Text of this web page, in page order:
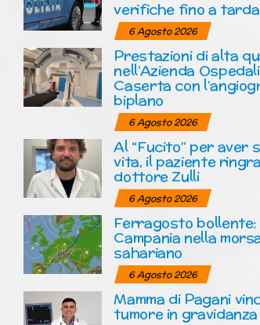
verifiche fino a
6 Agosto 2026
Prestazioni di alta
nell’Azienda
Caserta con
biplano
6 Agosto 2026
Al “Fucito” per aver
vita, il paziente
dottore Zulli
6 Agosto 2026
Ferragosto
Campania nella
sahariano
6 Agosto 2026
Mamma di Pagani
tumore in gravidanza